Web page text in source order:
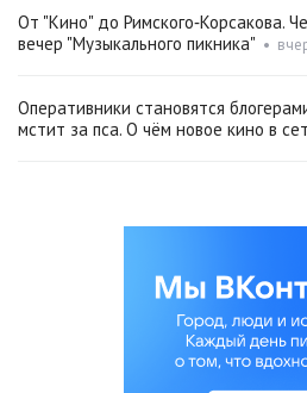
От "Кино" до Римского‑Корсакова.
вечер "Музыкального пикника" •
Оперативники становятся
мстит за пса. О чём новое кино в